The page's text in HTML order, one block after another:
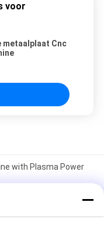
voor
metaalplaat Cnc
with Plasma Power
0.5-50mm Cutting